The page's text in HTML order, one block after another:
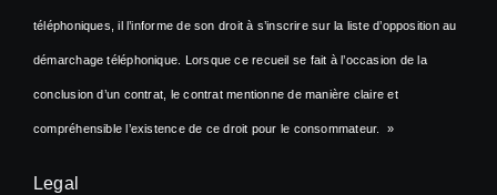
téléphoniques, il l’informe de son droit à s’inscrire sur la liste d’opposition au
démarchage téléphonique. Lorsque ce recueil se fait à l’occasion de la
conclusion d’un contrat, le contrat mentionne de manière claire et
compréhensible l’existence de ce droit pour le consommateur. »
Legal